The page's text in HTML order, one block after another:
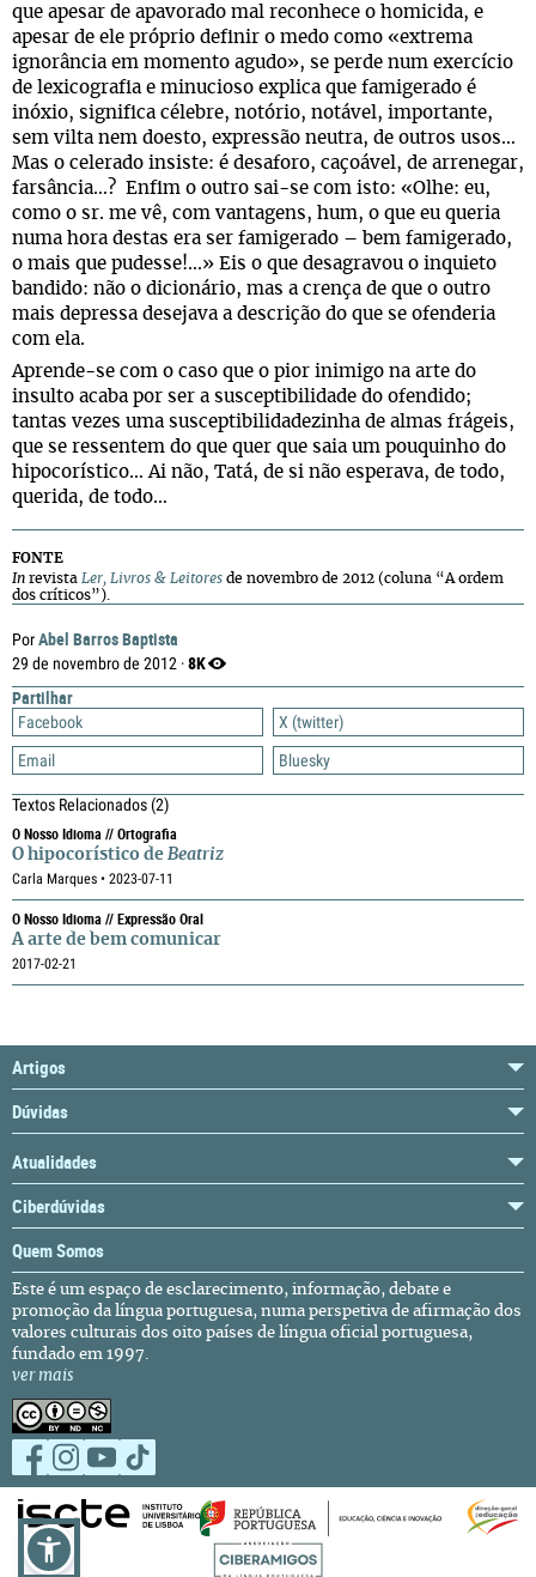
PorAbel Barros Baptista
29 de novembro de 2012 ·8K
Partilhar
Facebook
X (twitter)
Email
Bluesky
Textos Relacionados(2)
O Nosso Idioma // Ortografia
O hipocorístico de Beatriz
Carla Marques • 2023-07-11
O Nosso Idioma // Expressão Oral
A arte de bem comunicar
2017-02-21
que apesar de apavorado mal reconhece o homicida, e
apesar de ele próprio definir o medo como «extrema
ignorância em momento agudo», se perde num exercício
de lexicografia e minucioso explica que famigerado é
inóxio, significa célebre, notório, notável, importante,
sem vilta nem doesto, expressão neutra, de outros usos…
Mas o celerado insiste: é desaforo, caçoável, de arrenegar,
farsância…? Enfim o outro sai-se com isto: «Olhe: eu,
como o sr. me vê, com vantagens, hum, o que eu queria
numa hora destas era ser famigerado – bem famigerado,
o mais que pudesse!...» Eis o que desagravou o inquieto
bandido: não o dicionário, mas a crença de que o outro
mais depressa desejava a descrição do que se ofenderia
com ela.
Aprende-se com o caso que o pior inimigo na arte do
insulto acaba por ser a susceptibilidade do ofendido;
tantas vezes uma susceptibilidadezinha de almas frágeis,
que se ressentem do que quer que saia um pouquinho do
hipocorístico… Ai não, Tatá, de si não esperava, de todo,
querida, de todo…
FONTE
In revista Ler, Livros & Leitores de novembro de 2012 (coluna “A ordem
dos críticos”).
Artigos
Dúvidas
Atualidades
Ciberdúvidas
Quem Somos
Este é um espaço de esclarecimento, informação, debate e
promoção da língua portuguesa, numa perspetiva de afirmação dos
valores culturais dos oito países de língua oficial portuguesa,
fundado em 1997.
ver mais